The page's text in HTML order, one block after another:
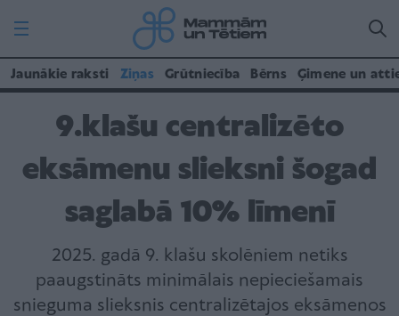
Jaunākie raksti Ziņas Grūtniecība Bērns Ģimene un
9.klašu centralizēto
eksāmenu slieksni šogad
saglabā 10% līmenī
2025. gadā 9. klašu skolēniem netiks
paaugstināts minimālais nepieciešamais
snieguma slieksnis centralizētajos eksāmenos